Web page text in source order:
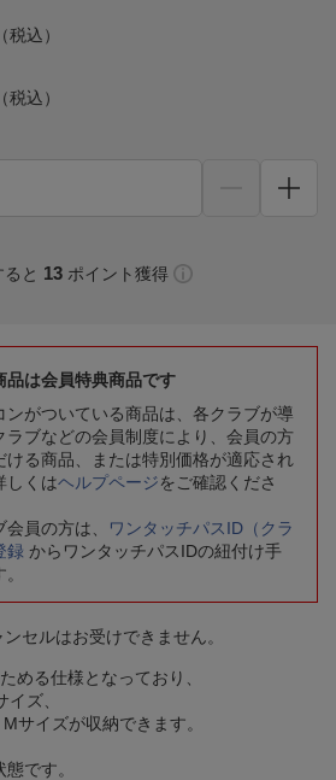
（税込）
（税込）
と 13 ポイント獲得
品は会員特典商品です
ンがついている商品は、各クラブが導
ラブなどの会員制度により、会員の方
ける商品、または特別価格が適応され
しくはヘルプページをご確認くださ
員の方は、
ワンタッチパスID（クラ
録 からワンタッチパスIDの紐付け手
セルはお受けできません。
める仕様となっており、
ズ、
サイズが収納できます。
です。